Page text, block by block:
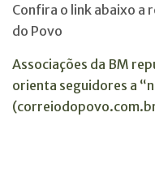
Confira o link abaixo a
do Povo
Associações da BM
orienta seguidores a